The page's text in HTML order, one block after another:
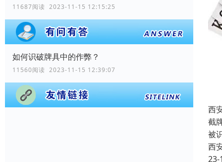
11687阅读 2023-11-15 12:15:25
如何识破牌具中的作弊？
11560阅读 2023-11-15 12:39:07
西
截
被
西
23-